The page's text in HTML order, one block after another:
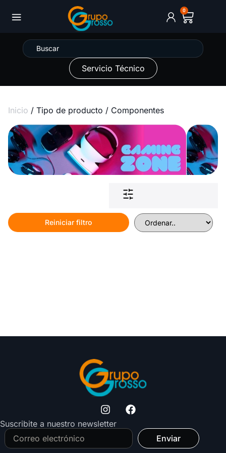
0
Servicio Técnico
Inicio / Tipo de producto / Componentes
Reiniciar filtro
Suscribite a nuestro newsletter
Enviar